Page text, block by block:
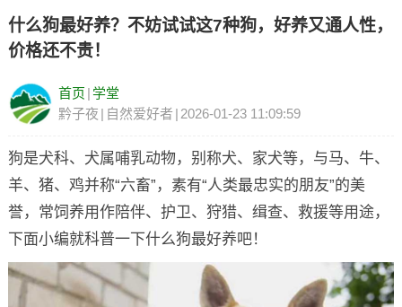
什么狗最好养？不妨试试这7种狗，好养又通人性，
价格还不贵！
首页 |学堂
黔子夜 | 自然爱好者 | 2026-01-23 11:09:59
狗是犬科、犬属哺乳动物，别称犬、家犬等，与马、牛、
羊、猪、鸡并称“六畜”，素有“人类最忠实的朋友”的美
誉，常饲养用作陪伴、护卫、狩猎、缉查、救援等用途，
下面小编就科普一下什么狗最好养吧！